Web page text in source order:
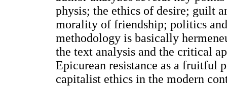
physis; the ethics of desire; guilt
morality of friendship; politics
methodology is basically
the text analysis and the critical
Epicurean resistance as a fruitful
capitalist ethics in the modern